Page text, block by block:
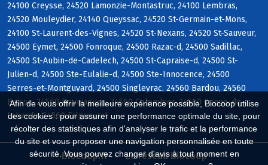
Afin de vous offrir la meilleure expérience possible, Biocoop utilise
des cookies : pour assurer une performance optimale du site, pour
récolter des statistiques afin d'analyser le trafic et la performance
du site et vous proposer une navigation personnalisée en toute
sécurité. Vous pouvez changer d'avis à tout moment en
24100 Creysse, 24520 Lamonzie-Montastruc, 24100 Lembras,
24520 Mouleydier, 24140 Queyssac, 24520 St-Germain-et-Mons,
24100 St-Laurent-des-Vignes, 24520 St-Nexans, 24520 St-Sauveur,
24500 Eymet, 24500 Fonroque, 24500 Razac-d, 24500 Sadillac,
24500 St-Aubin-de-Cadelech, 24500 St-Capraise-d, 24500 St-
Julien-d, 24500 Ste-Eulalie-d, 24500 Ste-Innocence, 24500
Serres-et-Montguyard, 24500 Singleyrac, 24560 Bardou, 24560
Boisse, 24560 Bouniagues, 24560 Colombier, 24560 Conne-de-
Labarde, 24560 Falgueyrat
Biocoop.fr Le réseau Biocoop